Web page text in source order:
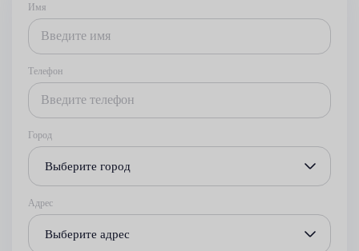
Имя
Телефон
Город
Выберите город
Адрес
Выберите адрес